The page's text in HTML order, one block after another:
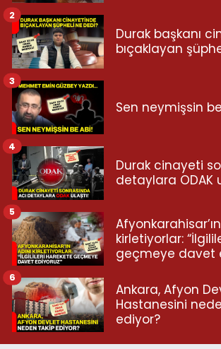
Durak başkanı
bıçaklayan
2
Sen neymişsin
3
Durak cinayeti
detaylara ODAK
4
Afyonkarahisar’ın
kirletiyorlar:
geçmeye davet
5
Ankara, Afyon
Hastanesini
ediyor?
6